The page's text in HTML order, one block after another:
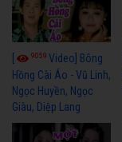
9059 Video] Bông
Hồng Cài Áo - Vũ Linh,
Ngọc Huyền, Ngọc
Giàu, Diệp Lang